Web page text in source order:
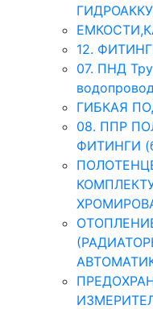
12.
07. ПНД
ГИБКАЯ
08. ППР
ФИТИНГИ